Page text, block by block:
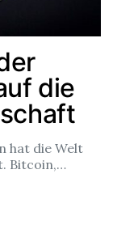
die
hat die Welt
Bitcoin,…